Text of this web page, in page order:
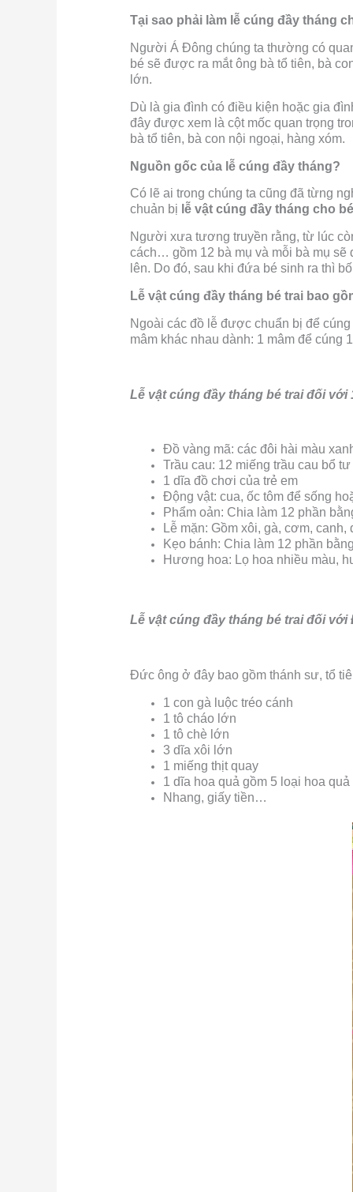
Tại sao phải làm lễ cúng đầy tháng
Người Á Đông chúng ta thường có
bé sẽ được ra mắt ông bà tổ tiên, bà
lớn.
Dù là gia đình có điều kiện hoặc gia
đây được xem là cột mốc quan trọng
bà tổ tiên, bà con nội ngoại, hàng xóm.
Nguồn gốc của lễ cúng đầy tháng?
Có lẽ ai trong chúng ta cũng đã từng
chuản bị lễ vật cúng đầy tháng cho
Người xưa tương truyền rằng, từ lúc
cách… gồm 12 bà mụ và mỗi bà mụ sẽ
lên. Do đó, sau khi đứa bé sinh ra thì
Lễ vật cúng đầy tháng bé trai bao
Ngoài các đồ lễ được chuẩn bị để
mâm khác nhau dành: 1 mâm để cúng
Lễ vật cúng đầy tháng bé trai đối với
Đồ vàng mã: các đôi hài màu
Trầu cau: 12 miếng trầu cau bổ tư
1 dĩa đồ chơi của trẻ em
Động vật: cua, ốc tôm để sống
Phẩm oản: Chia làm 12 phần
Lễ mặn: Gồm xôi, gà, cơm,
Kẹo bánh: Chia làm 12 phần
Hương hoa: Lọ hoa nhiều màu,
Lễ vật cúng đầy tháng bé trai đối
Đức ông ở đây bao gồm thánh sư, tổ
1 con gà luộc tréo cánh
1 tô cháo lớn
1 tô chè lớn
3 dĩa xôi lớn
1 miếng thịt quay
1 dĩa hoa quả gồm 5 loại hoa quả
Nhang, giấy tiền…